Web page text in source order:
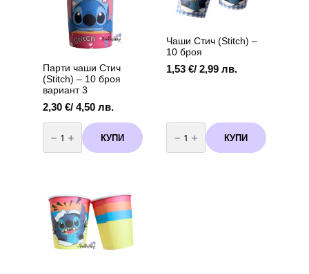
Парти чаши Стич
(Stitch) – 10 броя
вариант 3
2,30 €/ 4,50 лв.
количество
за
Парти
чаши
броя
вариант
КУПИ
Чаши Стич (Stitch) –
10 броя
1,53 €/ 2,99 лв.
количество
за
Чаши
Стич
КУПИ